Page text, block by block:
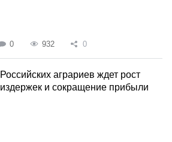
0 932 0
Российских аграриев ждет рост
издержек и сокращение прибыли